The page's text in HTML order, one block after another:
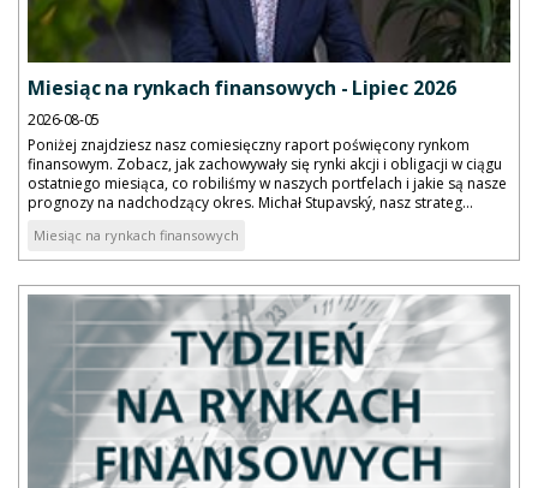
Miesiąc na rynkach finansowych - Lipiec 2026
2026-08-05
Poniżej znajdziesz nasz comiesięczny raport poświęcony rynkom
finansowym. Zobacz, jak zachowywały się rynki akcji i obligacji w ciągu
ostatniego miesiąca, co robiliśmy w naszych portfelach i jakie są nasze
prognozy na nadchodzący okres. Michał Stupavský, nasz strateg...
Miesiąc na rynkach finansowych